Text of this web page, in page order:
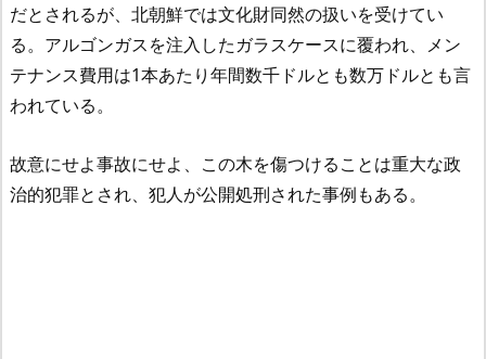
だとされるが、北朝鮮では文化財同然の扱いを受けてい
る。アルゴンガスを注入したガラスケースに覆われ、メン
テナンス費用は1本あたり年間数千ドルとも数万ドルとも言
われている。
故意にせよ事故にせよ、この木を傷つけることは重大な政
治的犯罪とされ、犯人が公開処刑された事例もある。